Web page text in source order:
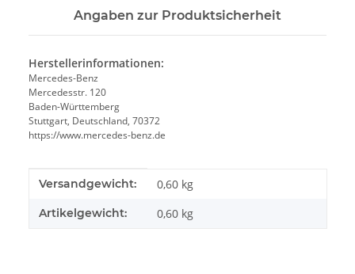
Angaben zur Produktsicherheit
Herstellerinformationen:
Mercedes-Benz
Mercedesstr. 120
Baden-Württemberg
Stuttgart, Deutschland, 70372
https://www.mercedes-benz.de
Produkteigenschaft
Wert
Versandgewicht: 0,60 kg
Artikelgewicht: 0,60 kg